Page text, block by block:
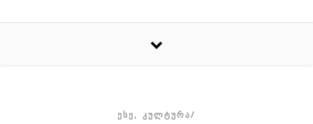
ᲔᲡᲔ, ᲙᲣᲚᲢᲣᲠᲐ/